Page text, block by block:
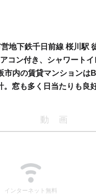
地下鉄千日前線 桜川駅
ン付き、シャワート
内の賃貸マンションは
窓も多く日当たりも良
動画
インターネット無料